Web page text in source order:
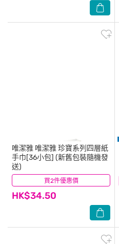
買2件優惠價
唯潔雅 唯潔雅 珍寶系列四層紙
手巾[36小包] (新舊包裝隨機發
送)
HK$34.50
(21)